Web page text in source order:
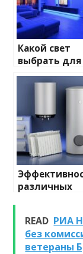
Какой свет
выбрать для
домашнего
освещения
различных
очистке и
промывке
READ РИА
без
ветераны